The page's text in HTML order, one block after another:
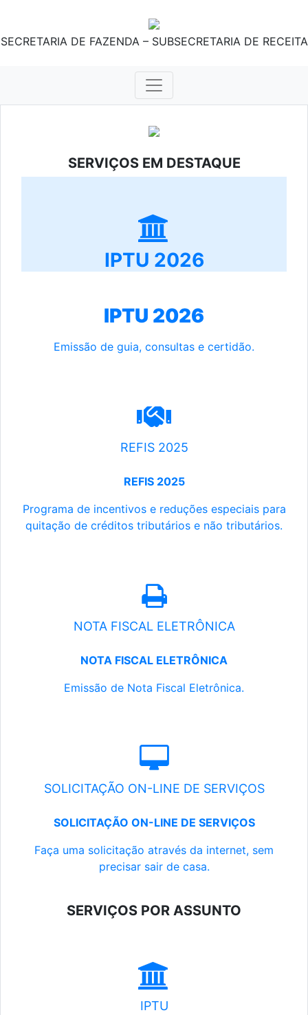
SECRETARIA DE FAZENDA – SUBSECRETARIA DE RECEITA
SERVIÇOS EM DESTAQUE
IPTU 2026
IPTU 2026
Emissão de guia, consultas e certidão.
REFIS 2025
REFIS 2025
Programa de incentivos e reduções especiais para
quitação de créditos tributários e não tributários.
NOTA FISCAL ELETRÔNICA
NOTA FISCAL ELETRÔNICA
Emissão de Nota Fiscal Eletrônica.
SOLICITAÇÃO ON-LINE DE SERVIÇOS
SOLICITAÇÃO ON-LINE DE SERVIÇOS
Faça uma solicitação através da internet, sem
precisar sair de casa.
SERVIÇOS POR ASSUNTO
IPTU